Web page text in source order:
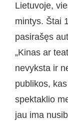
Lietuvoje,
mintys. Štai
pasirašęs
„Kinas ar
nevyksta ir
publikos,
spektaklio
jau ima